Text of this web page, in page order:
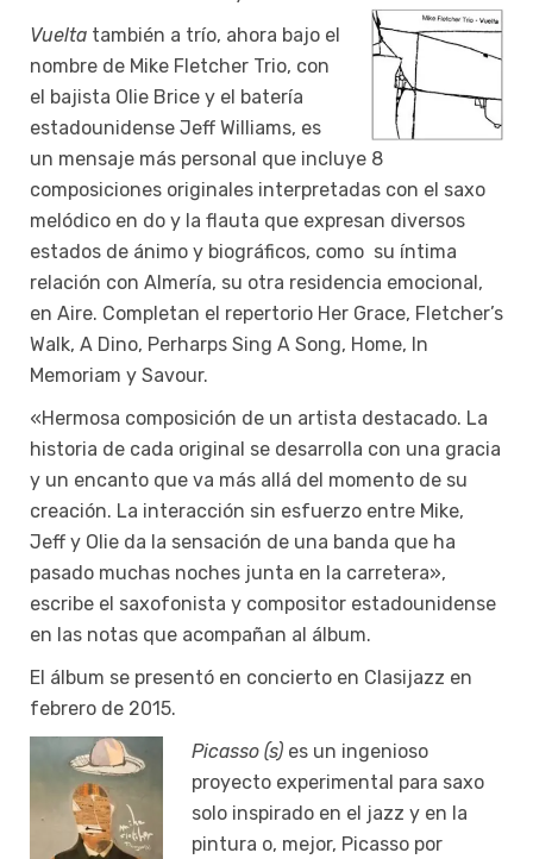
Vuelta también a trío, ahora bajo el
nombre de Mike Fletcher Trio, con
el bajista Olie Brice y el batería
estadounidense Jeff Williams, es
un mensaje más personal que incluye 8
composiciones originales interpretadas con el saxo
melódico en do y la flauta que expresan diversos
estados de ánimo y biográficos, como su íntima
relación con Almería, su otra residencia emocional,
en Aire. Completan el repertorio Her Grace, Fletcher’s
Walk, A Dino, Perharps Sing A Song, Home, In
Memoriam y Savour.
«Hermosa composición de un artista destacado. La
historia de cada original se desarrolla con una gracia
y un encanto que va más allá del momento de su
creación. La interacción sin esfuerzo entre Mike,
Jeff y Olie da la sensación de una banda que ha
pasado muchas noches junta en la carretera»,
escribe el saxofonista y compositor estadounidense
en las notas que acompañan al álbum.
El álbum se presentó en concierto en Clasijazz en
febrero de 2015.
Picasso (s) es un ingenioso
proyecto experimental para saxo
solo inspirado en el jazz y en la
pintura o, mejor, Picasso por